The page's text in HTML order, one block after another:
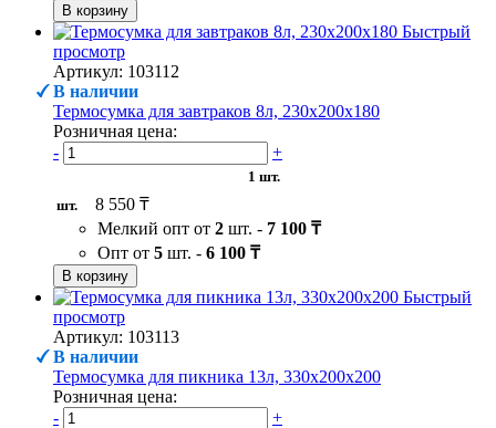
В корзину
Быстрый
просмотр
Артикул: 103112
В наличии
Термосумка для завтраков 8л, 230х200х180
Розничная цена:
-
+
1 шт.
шт.
8 550 ₸
Мелкий опт от 2 шт. - 7 100 ₸
Опт от 5 шт. - 6 100 ₸
В корзину
Быстрый
просмотр
Артикул: 103113
В наличии
Термосумка для пикника 13л, 330х200х200
Розничная цена:
-
+